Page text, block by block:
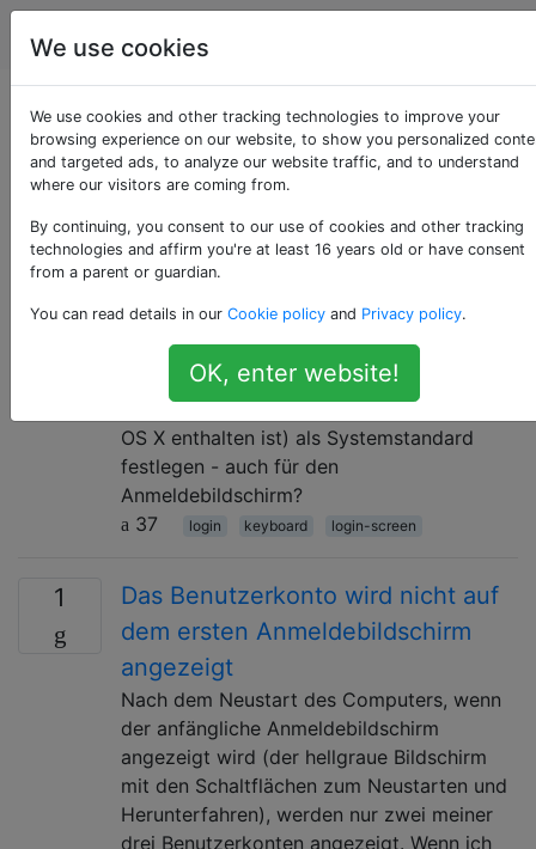
Apple
Als «login-screen»
getaggte Fragen
4
Legen Sie ein benutzerdefiniertes
Tastaturlayout als Systemstandard
fest - auch für den
Anmeldebildschirm
Kann ich ein benutzerdefiniertes
Tastaturlayout (das standardmäßig nicht in
OS X enthalten ist) als Systemstandard
festlegen - auch für den
Anmeldebildschirm?
37
login keyboard login-screen
1
Das Benutzerkonto wird nicht auf
dem ersten Anmeldebildschirm
angezeigt
Nach dem Neustart des Computers, wenn
der anfängliche Anmeldebildschirm
angezeigt wird (der hellgraue Bildschirm
mit den Schaltflächen zum Neustarten und
Herunterfahren), werden nur zwei meiner
drei Benutzerkonten angezeigt. Wenn ich
We use cookies
We use cookies and other tracking technologies to improve your
browsing experience on our website, to show you personalized
and targeted ads, to analyze our website traffic, and to understand
where our visitors are coming from.
By continuing, you consent to our use of cookies and other tracking
technologies and affirm you're at least 16 years old or have consent
from a parent or guardian.
You can read details in our Cookie policy and Privacy policy.
OK, enter website!